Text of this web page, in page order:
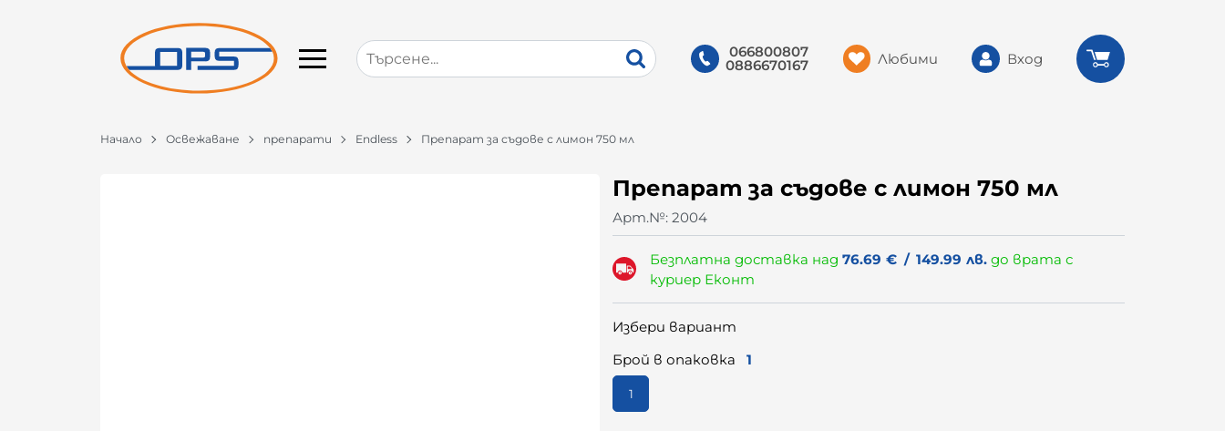
066800807
0886670167 Любими Вход
Начало Освежаване препарати Endless Препарат за съдове с лимон 750 мл
Препарат за съдове с лимон 750 мл
Арт.№: 2004
Безплатна доставка над76.69 € / 149.99 лв. до врата с
куриер Еконт
Избери вариант
Брой в опаковка
1
1